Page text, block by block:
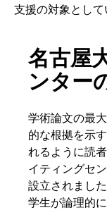
支援の対象として
名古屋
ンター
学術論文の最
的な根拠を示
れるように読
イティングセ
設立されまし
学生が論理的